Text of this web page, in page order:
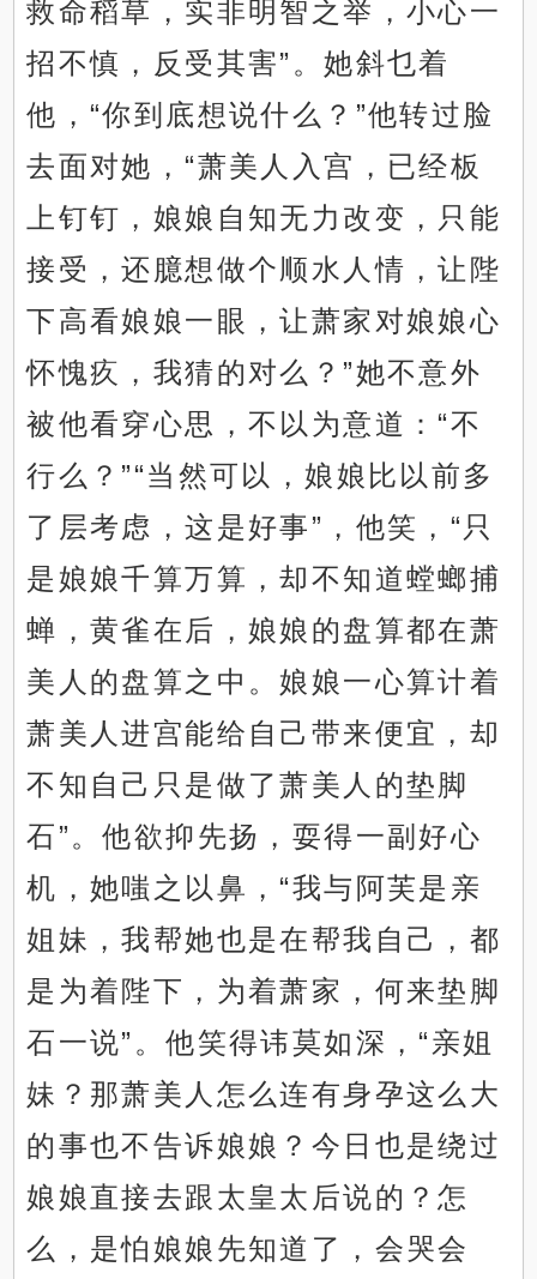
救命稻草，实非明智之举，小心一
招不慎，反受其害”。她斜乜着
他，“你到底想说什么？”他转过脸
去面对她，“萧美人入宫，已经板
上钉钉，娘娘自知无力改变，只能
接受，还臆想做个顺水人情，让陛
下高看娘娘一眼，让萧家对娘娘心
怀愧疚，我猜的对么？”她不意外
被他看穿心思，不以为意道：“不
行么？”“当然可以，娘娘比以前多
了层考虑，这是好事”，他笑，“只
是娘娘千算万算，却不知道螳螂捕
蝉，黄雀在后，娘娘的盘算都在萧
美人的盘算之中。娘娘一心算计着
萧美人进宫能给自己带来便宜，却
不知自己只是做了萧美人的垫脚
石”。他欲抑先扬，耍得一副好心
机，她嗤之以鼻，“我与阿芙是亲
姐妹，我帮她也是在帮我自己，都
是为着陛下，为着萧家，何来垫脚
石一说”。他笑得讳莫如深，“亲姐
妹？那萧美人怎么连有身孕这么大
的事也不告诉娘娘？今日也是绕过
娘娘直接去跟太皇太后说的？怎
么，是怕娘娘先知道了，会哭会